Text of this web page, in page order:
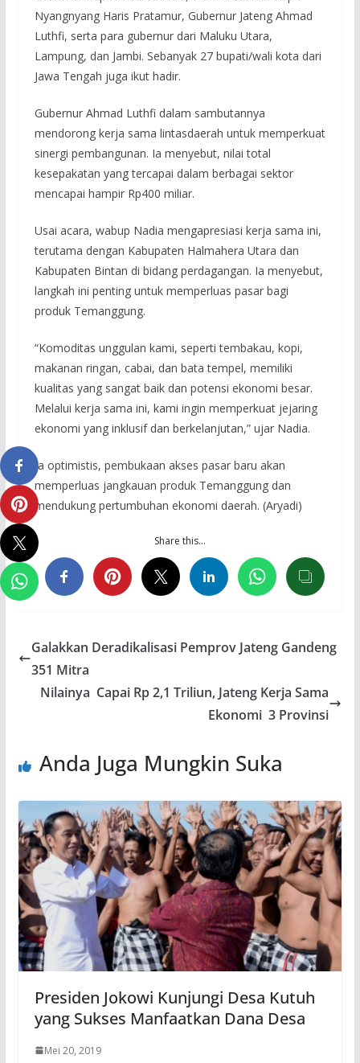
Nyangnyang Haris Pratamur, Gubernur Jateng Ahmad
Luthfi, serta para gubernur dari Maluku Utara,
Lampung, dan Jambi. Sebanyak 27 bupati/wali kota dari
Jawa Tengah juga ikut hadir.
Gubernur Ahmad Luthfi dalam sambutannya
mendorong kerja sama lintasdaerah untuk memperkuat
sinergi pembangunan. Ia menyebut, nilai total
kesepakatan yang tercapai dalam berbagai sektor
mencapai hampir Rp400 miliar.
Usai acara, wabup Nadia mengapresiasi kerja sama ini,
terutama dengan Kabupaten Halmahera Utara dan
Kabupaten Bintan di bidang perdagangan. Ia menyebut,
langkah ini penting untuk memperluas pasar bagi
produk Temanggung.
“Komoditas unggulan kami, seperti tembakau, kopi,
makanan ringan, cabai, dan bata tempel, memiliki
kualitas yang sangat baik dan potensi ekonomi besar.
Melalui kerja sama ini, kami ingin memperkuat jejaring
ekonomi yang inklusif dan berkelanjutan,” ujar Nadia.
Ia optimistis, pembukaan akses pasar baru akan
memperluas jangkauan produk Temanggung dan
mendukung pertumbuhan ekonomi daerah. (Aryadi)
Share this…
Galakkan Deradikalisasi Pemprov Jateng Gandeng
351 Mitra
Nilainya Capai Rp 2,1 Triliun, Jateng Kerja Sama
Ekonomi 3 Provinsi
Anda Juga Mungkin Suka
Presiden Jokowi Kunjungi Desa Kutuh
yang Sukses Manfaatkan Dana Desa
Mei 20, 2019